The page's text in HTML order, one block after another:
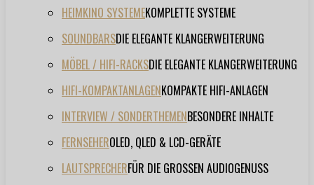
HEIMKINO SYSTEMEKOMPLETTE SYSTEME
SOUNDBARSDIE ELEGANTE KLANGERWEITERUNG
MÖBEL / HIFI-RACKSDIE ELEGANTE KLANGERWEITERUNG
HIFI-KOMPAKTANLAGENKOMPAKTE HIFI-ANLAGEN
INTERVIEW / SONDERTHEMENBESONDERE INHALTE
FERNSEHEROLED, QLED & LCD-GERÄTE
LAUTSPRECHERFÜR DIE GROSSEN AUDIOGENUSS